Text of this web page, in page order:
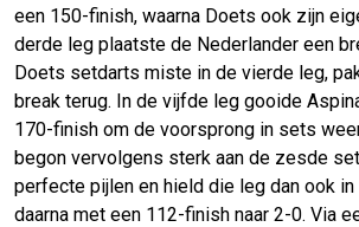
een 150-finish, waarna Doets ook zijn
derde leg plaatste de Nederlander een
Doets setdarts miste in de vierde leg,
break terug. In de vijfde leg gooide
170-finish om de voorsprong in sets
begon vervolgens sterk aan de zesde
perfecte pijlen en hield die leg dan ook
daarna met een 112-finish naar 2-0. Via